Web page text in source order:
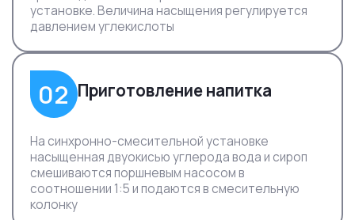
установке. Величина насыщения регулируется
давлением углекислоты
02 Приготовление напитка
На синхронно-смесительной установке
насыщенная двуокисью углерода вода и сироп
смешиваются поршневым насосом в
соотношении 1:5 и подаются в смесительную
колонку